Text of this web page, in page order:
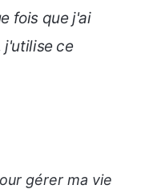
fois que j'ai
j'utilise ce
gérer ma vie